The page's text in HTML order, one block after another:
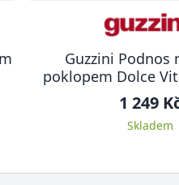
Guzzini Podnos
poklopem Dolce
Pearl
1 249
Skladem